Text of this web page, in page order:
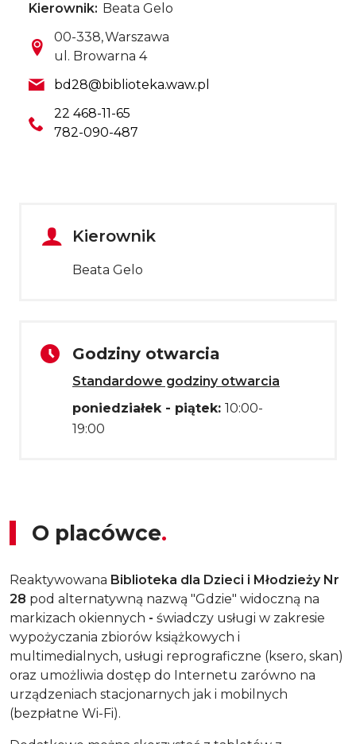
Kierownik
Beata Gelo
Kod pocztowy
00-338 Miasto
Warszawa
Ulica
ul. Browarna 4
Email
bd28@biblioteka.waw.pl
Telefon
22 468-11-65
782-090-487
Kierownik
Beata Gelo
Godziny otwarcia
Standardowe godziny otwarcia
poniedziałek - piątek: 10:00-
19:00
O placówce
Reaktywowana Biblioteka dla Dzieci i Młodzieży Nr
28 pod alternatywną nazwą "Gdzie" widoczną na
markizach okiennych - świadczy usługi w zakresie
wypożyczania zbiorów książkowych i
multimedialnych, usługi reprograficzne (ksero, skan)
oraz umożliwia dostęp do Internetu zarówno na
urządzeniach stacjonarnych jak i mobilnych
(bezpłatne Wi-Fi).